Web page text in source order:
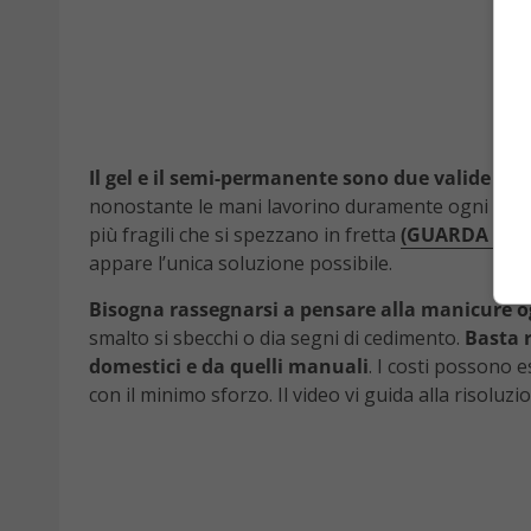
Il gel e il semi-permanente sono due valide
nonostante le mani lavorino duramente ogni
più fragili che si spezzano in fretta (GUARDA
appare l’unica soluzione possibile.
Bisogna rassegnarsi a pensare alla manicure
smalto si sbecchi o dia segni di cedimento. Basta
domestici e da quelli manuali. I costi possono
con il minimo sforzo. Il video vi guida alla